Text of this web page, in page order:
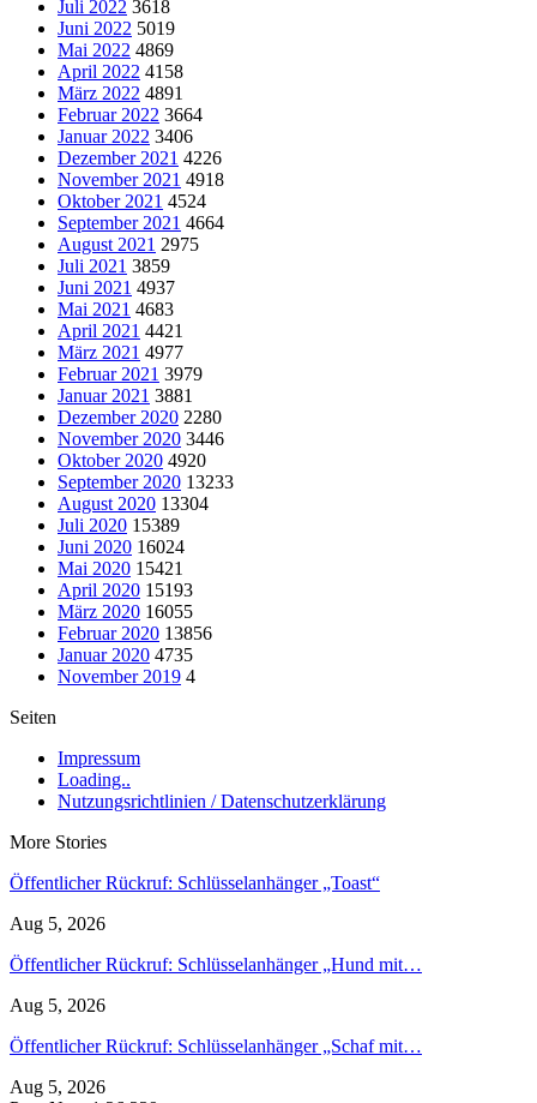
Juli 2022 3618
Juni 2022 5019
Mai 2022 4869
April 2022 4158
März 2022 4891
Februar 2022 3664
Januar 2022 3406
Dezember 2021 4226
November 2021 4918
Oktober 2021 4524
September 2021 4664
August 2021 2975
Juli 2021 3859
Juni 2021 4937
Mai 2021 4683
April 2021 4421
März 2021 4977
Februar 2021 3979
Januar 2021 3881
Dezember 2020 2280
November 2020 3446
Oktober 2020 4920
September 2020 13233
August 2020 13304
Juli 2020 15389
Juni 2020 16024
Mai 2020 15421
April 2020 15193
März 2020 16055
Februar 2020 13856
Januar 2020 4735
November 2019 4
Seiten
Impressum
Loading..
Nutzungsrichtlinien / Datenschutzerklärung
More Stories
Öffentlicher Rückruf: Schlüsselanhänger „Toast“
Aug 5, 2026
Öffentlicher Rückruf: Schlüsselanhänger „Hund mit…
Aug 5, 2026
Öffentlicher Rückruf: Schlüsselanhänger „Schaf mit…
Aug 5, 2026